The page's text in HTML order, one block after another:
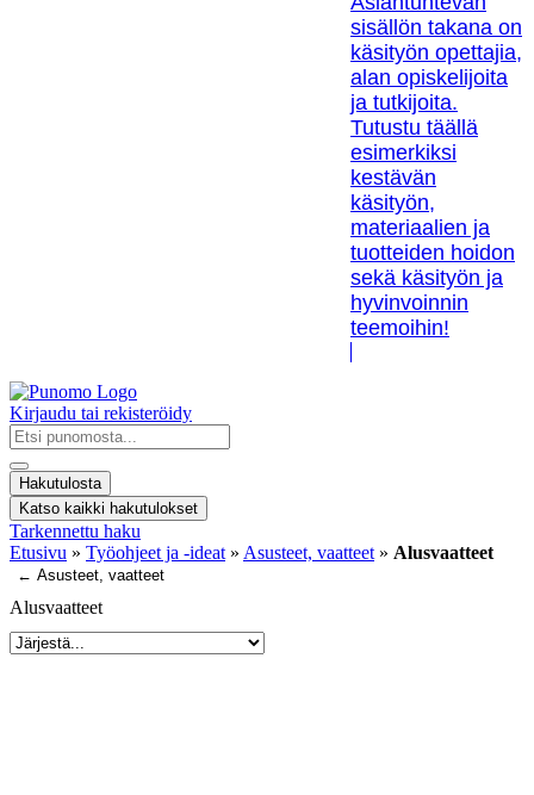
sisällön takana on
käsityön opettajia,
alan opiskelijoita
ja tutkijoita.
Tutustu täällä
esimerkiksi
kestävän
käsityön,
materiaalien ja
tuotteiden hoidon
sekä käsityön ja
hyvinvoinnin
teemoihin!
Kirjaudu tai rekisteröidy
Search
...
Hakutulosta
Katso kaikki hakutulokset
Tarkennettu haku
Etusivu » Työohjeet ja -ideat » Asusteet, vaatteet » Alusvaatteet
← Asusteet, vaatteet
Alusvaatteet